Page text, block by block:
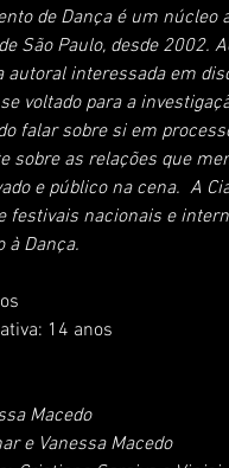
de Dança é um
São Paulo, desde
autoral interessada em
voltado para a
falar sobre si em
sobre as relações que
e público na cena.  A
festivais nacionais e
à Dança.
14 anos
Macedo
e Vanessa Macedo